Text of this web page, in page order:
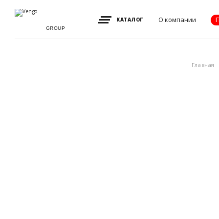
GROUP
КАТАЛОГ О компании
Видение, миссия
Главная